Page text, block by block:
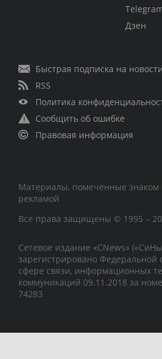
Дзен
Быстрая подписка на новости
RSS
Политика
Сообщить об ошибке
Правовая информация
Материалы, помеченные знаком
рекламой
Все права защищены © 1995 –
Сетевое издание «CNews»
зарегистрировано Федеральной
сфере связи, информационных
коммуникаций 09.11.2018 за
74283